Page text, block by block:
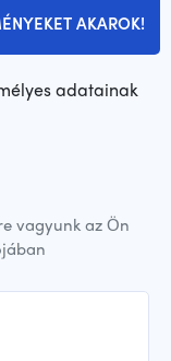
AKAROK!
adatainak
vagyunk az Ön